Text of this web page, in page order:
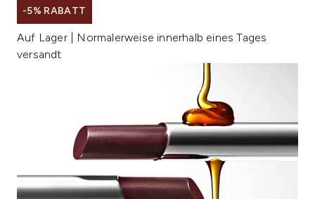
-5% RABATT
Auf Lager | Normalerweise innerhalb eines Tages
versandt